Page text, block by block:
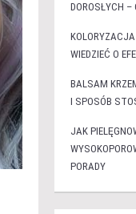
DOROSŁYCH –
WIEDZIEĆ O
BALSAM
I SPOSÓB
JAK
PORADY